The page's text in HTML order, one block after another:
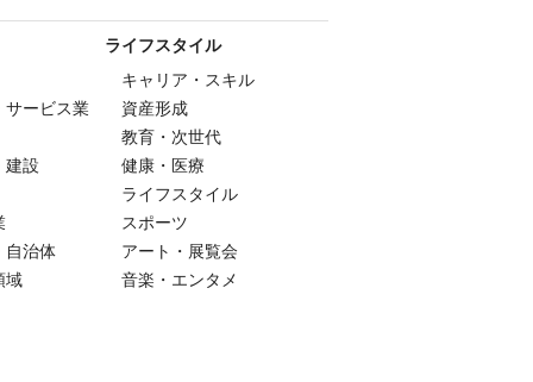
サービス業
建設
自治体
域
ライフスタイル
キャリア・スキル
資産形成
教育・次世代
健康・医療
ライフスタイル
スポーツ
アート・展覧会
音楽・エンタメ